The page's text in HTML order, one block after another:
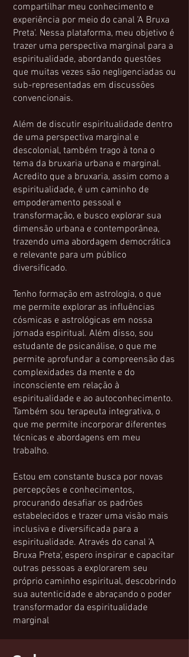
compartilhar meu conhecimento e
experiência por meio do canal 'A Bruxa
Preta'. Nessa plataforma, meu objetivo é
trazer uma perspectiva marginal para a
espiritualidade, abordando questões
que muitas vezes são negligenciadas ou
sub-representadas em discussões
convencionais.
Além de discutir espiritualidade dentro
de uma perspectiva marginal e
descolonial, também trago à tona o
tema da bruxaria urbana e marginal.
Acredito que a bruxaria, assim como a
espiritualidade, é um caminho de
empoderamento pessoal e
transformação, e busco explorar sua
dimensão urbana e contemporânea,
trazendo uma abordagem democrática
e relevante para um público
diversificado.
Tenho formação em astrologia, o que
me permite explorar as influências
cósmicas e astrológicas em nossa
jornada espiritual. Além disso, sou
estudante de psicanálise, o que me
permite aprofundar a compreensão das
complexidades da mente e do
inconsciente em relação à
espiritualidade e ao autoconhecimento.
Também sou terapeuta integrativa, o
que me permite incorporar diferentes
técnicas e abordagens em meu
trabalho.
Estou em constante busca por novas
percepções e conhecimentos,
procurando desafiar os padrões
estabelecidos e trazer uma visão mais
inclusiva e diversificada para a
espiritualidade. Através do canal 'A
Bruxa Preta', espero inspirar e capacitar
outras pessoas a explorarem seu
próprio caminho espiritual, descobrindo
sua autenticidade e abraçando o poder
transformador da espiritualidade
marginal